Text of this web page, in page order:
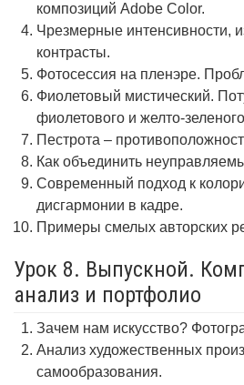
композиций Adobe Color.
Чрезмерные интенсивности,
контрасты.
Фотосессия на пленэре.
Фиолетовый мистический.
фиолетового и желто-
Пестрота –
Как объединить
Современный подход к
дисгармонии в кадре.
Примеры смелых авторских
Урок 8. Выпускной.
анализ и портфолио
Зачем нам искусство?
Анализ художественных
самообразования.